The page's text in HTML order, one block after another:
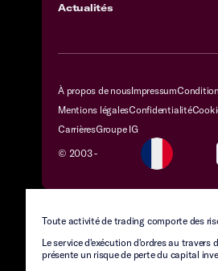
Actualités
À propos de nousImpressum
Mentions légalesConfidentialité
CarrièresGroupe IG
© 2003 -
Toute activité de trading comporte des
Le service d'exécution d'ordres au travers
présente un risque de perte du capital